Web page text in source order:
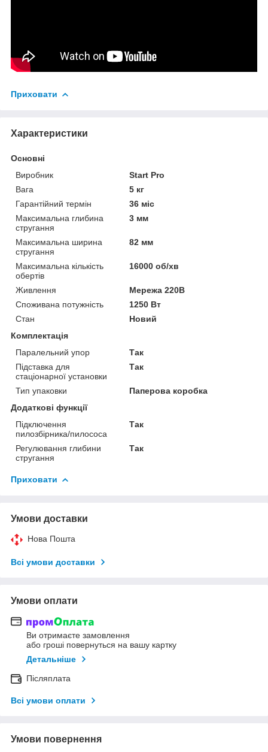
Приховати
Характеристики
Основні
Виробник
Start Pro
Вага
5 кг
Гарантійний термін
36 міс
Максимальна глибина
стругання
3 мм
Максимальна ширина
стругання
82 мм
Максимальна кількість
обертів
16000 об/хв
Живлення
Мережа 220В
Споживана потужність
1250 Вт
Стан
Новий
Комплектація
Паралельний упор
Так
Підставка для
стаціонарної установки
Так
Тип упаковки
Паперова коробка
Додаткові функції
Підключення
пилозбірника/пилососа
Так
Регулювання глибини
стругання
Так
Приховати
Умови доставки
Нова Пошта
Всі умови доставки
Умови оплати
Ви отримаєте замовлення
або гроші повернуться на вашу картку
Детальніше
Післяплата
Всі умови оплати
Умови повернення